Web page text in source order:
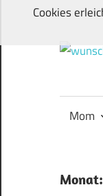
Zum
springen
ihren
Mom
Monat:
Cookies